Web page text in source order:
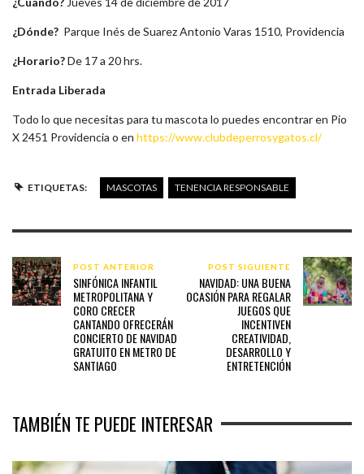
¿Dónde? Parque Inés de Suarez Antonio Varas 1510, Providencia
¿Horario?De 17 a 20 hrs.
Entrada Liberada
Todo lo que necesitas para tu mascota lo puedes encontrar en Pio
X 2451 Providencia o en https://www.clubdeperrosygatos.cl/
ETIQUETAS: MASCOTAS TENENCIA RESPONSABLE
POST ANTERIOR
SINFÓNICA INFANTIL
METROPOLITANA Y
CORO CRECER
CANTANDO OFRECERÁN
CONCIERTO DE NAVIDAD
GRATUITO EN METRO DE
SANTIAGO
POST SIGUIENTE
NAVIDAD: UNA BUENA
OCASIÓN PARA REGALAR
JUEGOS QUE
INCENTIVEN
CREATIVIDAD,
DESARROLLO Y
ENTRETENCIÓN
TAMBIÉN TE PUEDE INTERESAR